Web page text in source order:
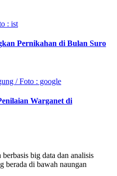
Pernikahan di Bulan Suro
Warganet di
big data dan analisis
berada di bawah naungan